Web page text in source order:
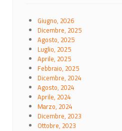
Giugno, 2026
Dicembre, 2025
Agosto, 2025
Luglio, 2025
Aprile, 2025
Febbraio, 2025
Dicembre, 2024
Agosto, 2024
Aprile, 2024
Marzo, 2024
Dicembre, 2023
Ottobre, 2023